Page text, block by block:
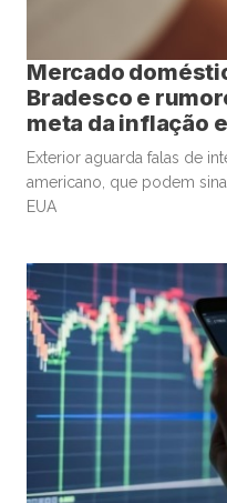
Mercado
Bradesco e
meta da inflação
Exterior aguarda falas de
americano, que podem
EUA